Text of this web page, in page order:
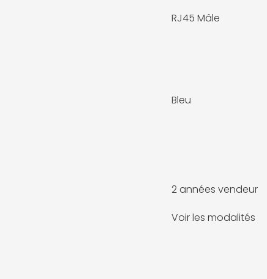
RJ45 Mâle
Bleu
2 années vendeur
Voir les modalités